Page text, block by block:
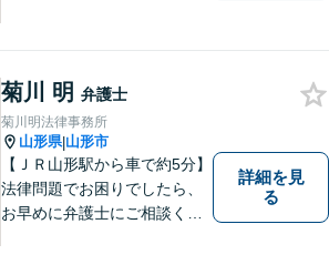
菊川 明 弁護士
菊川明法律事務所
山形県|山形市
【ＪＲ山形駅から車で約5分】
法律問題でお困りでしたら、
お早めに弁護士にご相談くだ
詳細を見
る